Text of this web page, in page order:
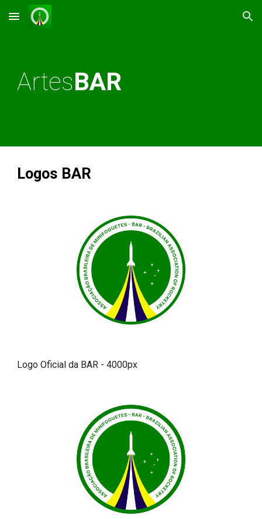
Skip to main content Skip to navigation
ArtesBAR
Logos BAR
Logo Oficial da BAR - 4000px